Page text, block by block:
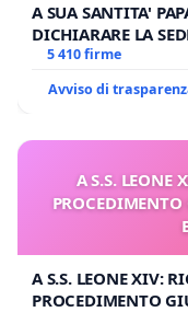
A SUA SANTITA'
DICHIARARE LA
E/O DI FAR APRIRE
5 410 firme
Avviso di
A S.S. LEONE
A S.S. LEONE XIV:
PROCEDIMENTO